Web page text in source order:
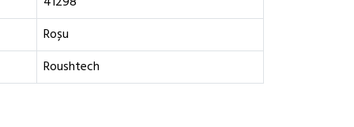
Roșu
Roushtech